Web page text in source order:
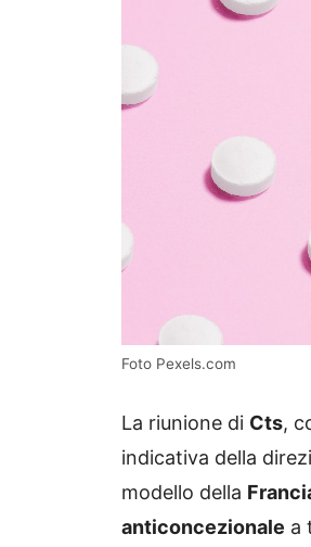
Foto Pexels.com
La riunione di Cts,
indicativa della
modello della
anticoncezionale a